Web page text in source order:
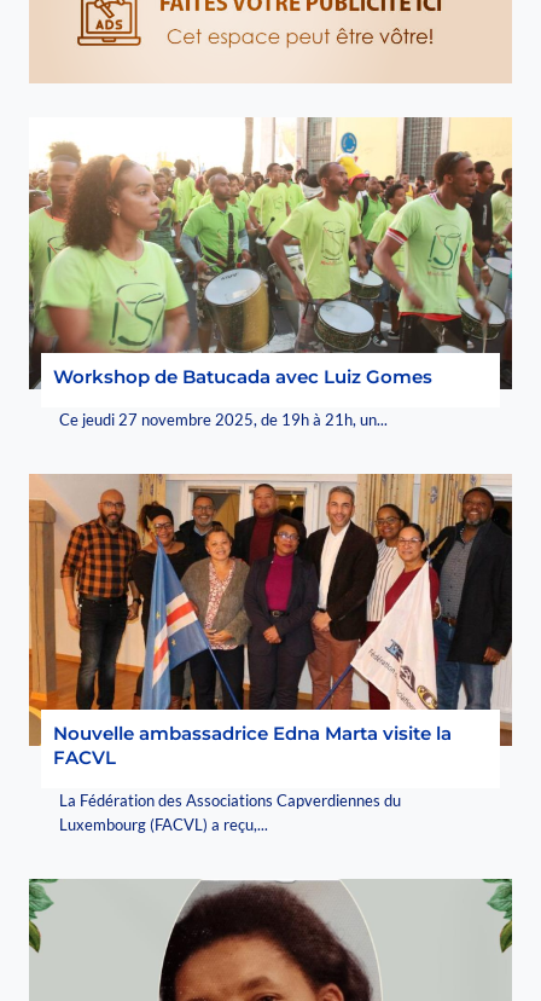
Workshop de Batucada avec Luiz Gomes
Ce jeudi 27 novembre 2025, de 19h à 21h, un...
Nouvelle ambassadrice Edna Marta visite la
FACVL
La Fédération des Associations Capverdiennes du
Luxembourg (FACVL) a reçu,...